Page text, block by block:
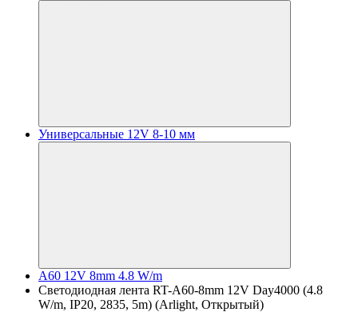
Универсальные 12V 8-10 мм
A60 12V 8mm 4.8 W/m
Светодиодная лента RT-A60-8mm 12V Day4000 (4.8
W/m, IP20, 2835, 5m) (Arlight, Открытый)